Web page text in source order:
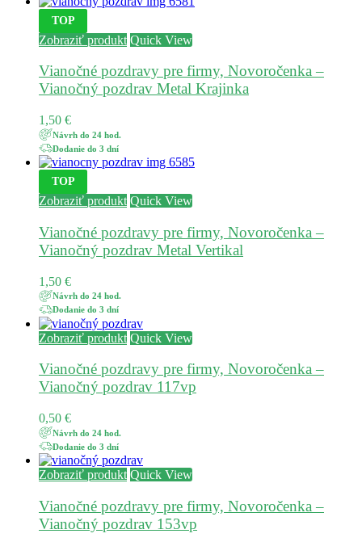
TOP
Zobraziť produkt Quick View
Vianočné pozdravy pre firmy, Novoročenka –
Vianočný pozdrav Metal Krajinka
1,50 €
Návrh do 24 hod.
Dodanie do 3 dní
TOP
Zobraziť produkt Quick View
Vianočné pozdravy pre firmy, Novoročenka –
Vianočný pozdrav Metal Vertikal
1,50 €
Návrh do 24 hod.
Dodanie do 3 dní
Zobraziť produkt Quick View
Vianočné pozdravy pre firmy, Novoročenka –
Vianočný pozdrav 117vp
0,50 €
Návrh do 24 hod.
Dodanie do 3 dní
Zobraziť produkt Quick View
Vianočné pozdravy pre firmy, Novoročenka –
Vianočný pozdrav 153vp